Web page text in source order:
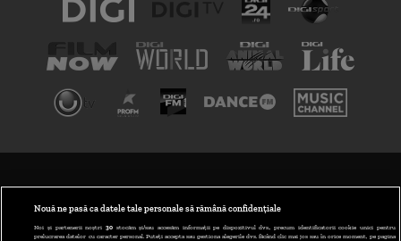
Nouă ne pasă ca datele tale personale să rămână confidențiale
Noi și partenerii noștri 30stocăm și/sau accesăm informații pe dispozitivul dvs., precum identificatorii cookie unici pentru
prelucrarea datelor cu caracter personal. Puteți accepta sau gestiona alegerile dvs. făcând clic mai jos sau în orice moment, pe pagina